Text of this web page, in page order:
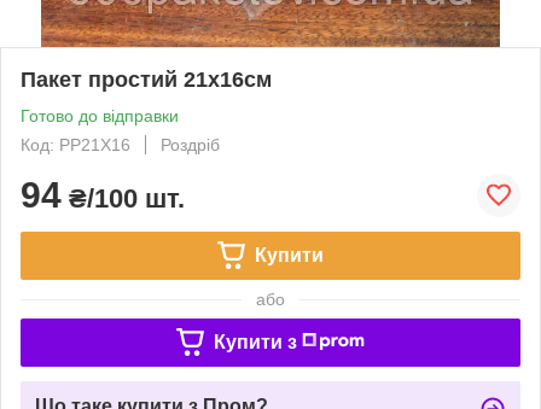
Пакет простий 21х16см
Готово до відправки
Код: PP21X16
Роздріб
94 ₴/100 шт.
Купити
або
Купити з